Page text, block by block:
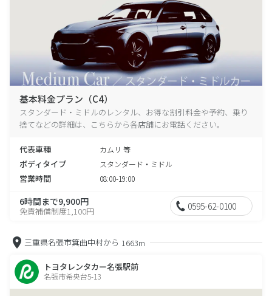
基本料金プラン（C4）
スタンダード・ミドルのレンタル、お得な割引料金や予約、乗り
捨てなどの詳細は、こちらから各店舗にお電話ください。
代表車種 カムリ 等
ボディタイプ スタンダード・ミドル
営業時間 08:00-19:00
6時間まで9,900円
免責補償制度1,100円 0595-62-0100
三重県名張市箕曲中村から 1663m
トヨタレンタカー名張駅前
名張市希央台5-13